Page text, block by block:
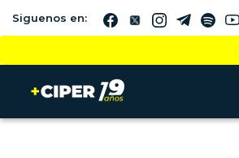
Siguenos en: